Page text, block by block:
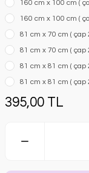
160 cm x 100 cm (
160 cm x 100 cm (
81 cm x 70 cm ( çap
81 cm x 70 cm ( çap
81 cm x 81 cm ( çap
81 cm x 81 cm ( çap
395,00 TL